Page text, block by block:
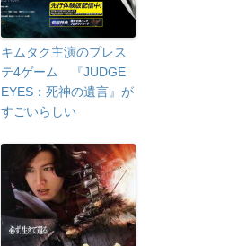
キムタク主演のプレス
テ4ゲーム 『JUDGE
EYES：死神の遺言』が
すごいらしい